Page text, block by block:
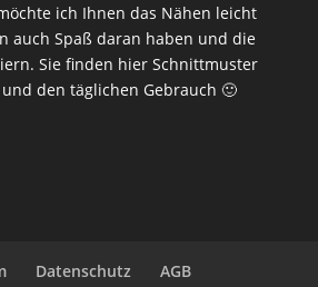
ich Ihnen das Nähen leicht
auch Spaß daran haben und die
Sie finden hier Schnittmuster
den täglichen Gebrauch 🙂
Datenschutz
AGB